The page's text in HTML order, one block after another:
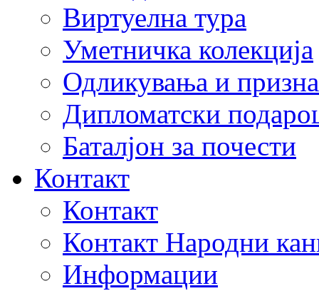
Виртуелна тура
Уметничка колекција
Одликувања и
Дипломатски
Баталјон за почести
Контакт
Контакт
Контакт Народни
Информации